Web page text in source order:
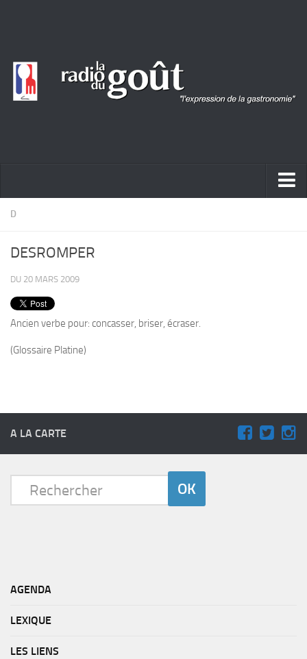
ACTUALITÉ
PRODUITS
Sauces
D
DESROMPER
DU 20 MARS 2009
Ancien verbe pour: concasser, briser, écraser.
(Glossaire Platine)
A LA CARTE
AGENDA
LEXIQUE
LES LIENS